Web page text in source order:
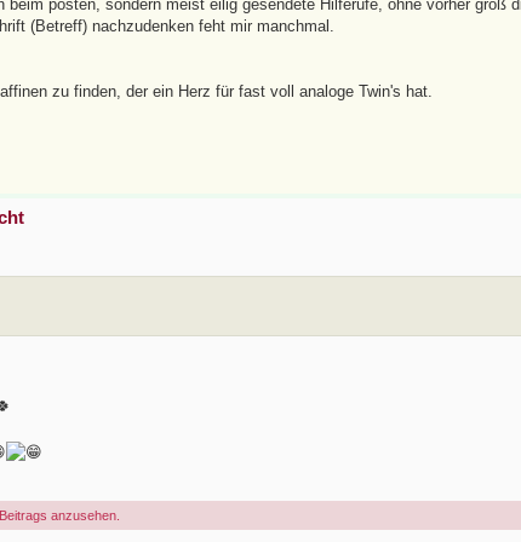
posten, sondern meist eilig gesendete Hilferufe, ohne vorher groß
(Betreff) nachzudenken feht mir manchmal.
zu finden, der ein Herz für fast voll analoge Twin's hat.
anzusehen.